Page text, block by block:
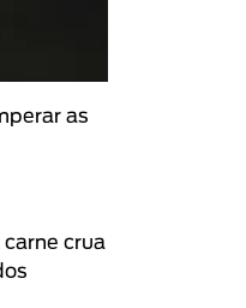
as
crua